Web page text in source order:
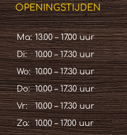
OPENINGSTIJDEN
Ma: 13.00 – 17.00 uur
Di:
10.00 – 17.30 uur
Wo: 10.00 – 17.30 uur
Do: 10.00 – 17.30 uur
Vr:
10.00 – 17.30 uur
Za:
10.00 – 17.00 uur